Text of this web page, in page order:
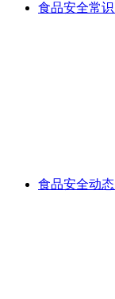
食品安全常识
食品安全动态